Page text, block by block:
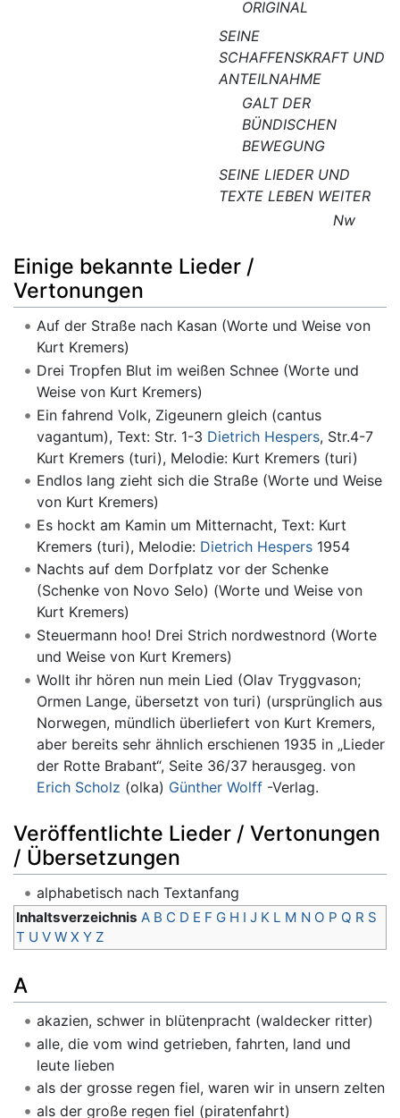
ORIGINAL
SEINE
SCHAFFENSKRAFT UND
ANTEILNAHME
GALT DER
BÜNDISCHEN
BEWEGUNG
SEINE LIEDER UND
TEXTE LEBEN WEITER
Nw
Einige bekannte Lieder /
Vertonungen
Auf der Straße nach Kasan (Worte und Weise von
Kurt Kremers)
Drei Tropfen Blut im weißen Schnee (Worte und
Weise von Kurt Kremers)
Ein fahrend Volk, Zigeunern gleich (cantus
vagantum), Text: Str. 1-3 Dietrich Hespers, Str.4-7
Kurt Kremers (turi), Melodie: Kurt Kremers (turi)
Endlos lang zieht sich die Straße (Worte und Weise
von Kurt Kremers)
Es hockt am Kamin um Mitternacht, Text: Kurt
Kremers (turi), Melodie: Dietrich Hespers1954
Nachts auf dem Dorfplatz vor der Schenke
(Schenke von Novo Selo) (Worte und Weise von
Kurt Kremers)
Steuermann hoo! Drei Strich nordwestnord (Worte
und Weise von Kurt Kremers)
Wollt ihr hören nun mein Lied (Olav Tryggvason;
Ormen Lange, übersetzt von turi) (ursprünglich aus
Norwegen, mündlich überliefert von Kurt Kremers,
aber bereits sehr ähnlich erschienen 1935 in „Lieder
der Rotte Brabant“, Seite 36/37 herausgeg. von
Erich Scholz (olka) Günther Wolff-Verlag.
Veröffentlichte Lieder / Vertonungen
/ Übersetzungen
alphabetisch nach Textanfang
Inhaltsverzeichnis A B C D E F G H I J K L M N O P Q R S
T U V W X Y Z
A
akazien, schwer in blütenpracht (waldecker ritter)
alle, die vom wind getrieben, fahrten, land und
leute lieben
als der grosse regen fiel, waren wir in unsern zelten
als der große regen fiel (piratenfahrt)